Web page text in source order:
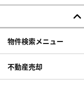
物件検索メニュー
不動産売却